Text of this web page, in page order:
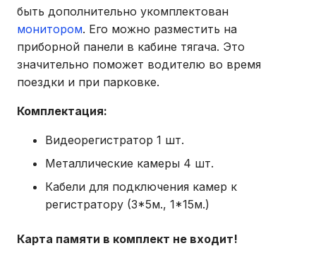
быть дополнительно укомплектован
монитором. Его можно разместить на
приборной панели в кабине тягача. Это
значительно поможет водителю во время
поездки и при парковке.
Комплектация:
Видеорегистратор 1 шт.
Металлические камеры 4 шт.
Кабели для подключения камер к
регистратору (3*5м., 1*15м.)
Карта памяти в комплект не входит!